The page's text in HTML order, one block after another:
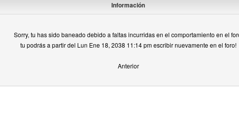
Información
Sorry, tu has sido baneado debido a faltas incurridas en el comportamiento en el
tu podrás a partir del Lun Ene 18, 2038 11:14 pm escribir nuevamente en el foro!
Anterior